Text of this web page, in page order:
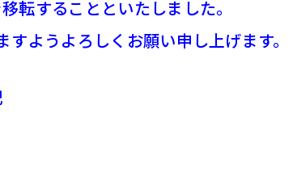
転することといたしました。
ようよろしくお願い申し上げます。